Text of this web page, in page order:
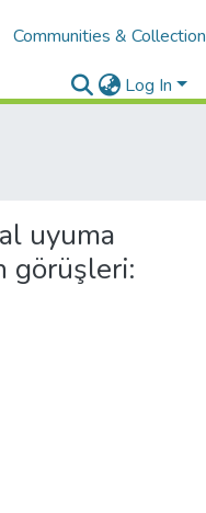
Communities &
Log In
uyuma
görüşleri: